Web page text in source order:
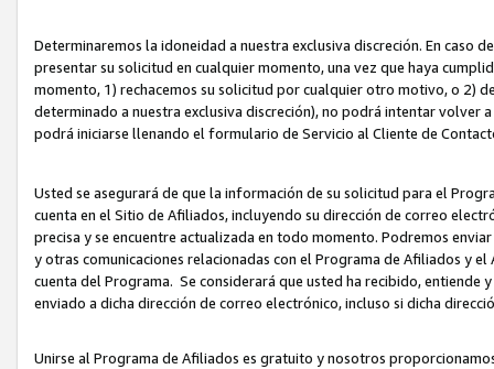
Determinaremos la idoneidad a nuestra exclusiva discreción. En caso
presentar su solicitud en cualquier momento, una vez que haya
momento, 1) rechacemos su solicitud por cualquier otro motivo, o 2)
determinado a nuestra exclusiva discreción), no podrá intentar volver
podrá iniciarse llenando el formulario de Servicio al Cliente de
Usted se asegurará de que la información de su solicitud para el
cuenta en el Sitio de Afiliados, incluyendo su dirección de correo
precisa y se encuentre actualizada en todo momento. Podremos
y otras comunicaciones relacionadas con el Programa de Afiliados y
cuenta del Programa. Se considerará que usted ha recibido, entiende
enviado a dicha dirección de correo electrónico, incluso si dicha
Unirse al Programa de Afiliados es gratuito y nosotros